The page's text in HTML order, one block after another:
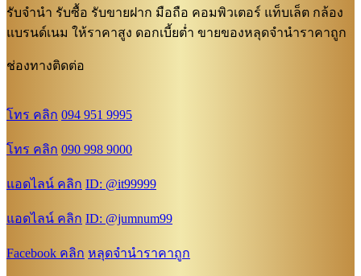
รับจำนำ รับซื้อ รับขายฝาก มือถือ คอมพิวเตอร์ แท็บเล็ต กล้อง
แบรนด์เนม ให้ราคาสูง ดอกเบี้ยต่ำ ขายของหลุดจำนำราคาถูก
ช่องทางติดต่อ
โทร คลิก 094 951 9995
โทร คลิก 090 998 9000
แอดไลน์ คลิก ID: @it99999
แอดไลน์ คลิก ID: @jumnum99
Facebook คลิก หลุดจำนำราคาถูก